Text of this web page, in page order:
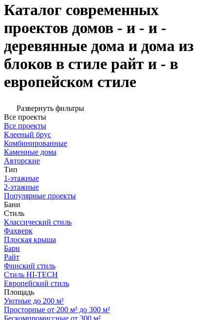
Каталог современных
проектов домов - и - и -
деревянные дома и дома из
блоков в стиле райт и - в
европейском стиле
Развернуть фильтры
Все проекты
Все проекты
Клееный брус
Комбинированные
Каменные дома
Авторские
Тип
1-этажные
2-этажные
Популярные проекты
Бани
Стиль
Классический стиль
Фахверк
Плоская крыша
Барн
Райт
Финский стиль
Стиль HI-TECH
Европейский стиль
Площадь
Уютные до 200 м²
Просторные от 200 м² до 300 м²